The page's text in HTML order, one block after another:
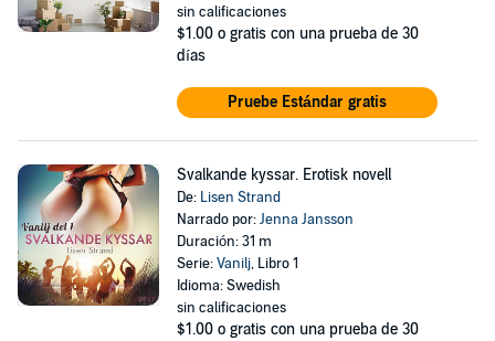
sin calificaciones
$1.00 o gratis con una prueba de 30
días
Pruebe Estándar gratis
Svalkande kyssar. Erotisk novell
De: Lisen Strand
Narrado por:Jenna Jansson
Duración: 31 m
Serie:Vanilj, Libro 1
Idioma: Swedish
sin calificaciones
$1.00 o gratis con una prueba de 30